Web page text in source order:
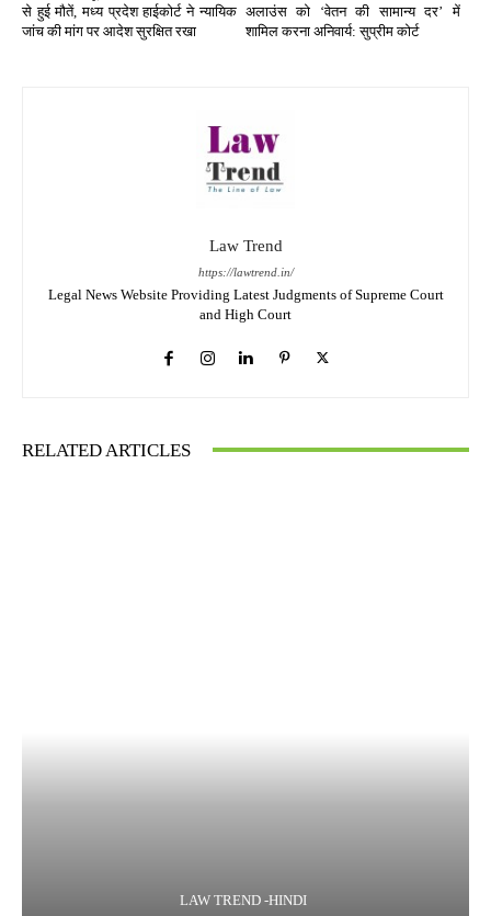
से हुई मौतें, मध्य प्रदेश हाईकोर्ट ने न्यायिक
जांच की मांग पर आदेश सुरक्षित रखा
अलाउंस को ‘वेतन की सामान्य दर’ में
शामिल करना अनिवार्य: सुप्रीम कोर्ट
Law Trend
https://lawtrend.in/
Legal News Website Providing Latest Judgments of Supreme Court
and High Court
RELATED ARTICLES
LAW TREND -HINDI